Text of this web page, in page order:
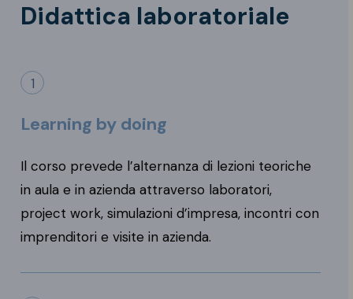
Didattica laboratoriale
1
Learning by doing
Il corso prevede l’alternanza di lezioni teoriche
in aula e in azienda attraverso laboratori,
project work, simulazioni d’impresa, incontri con
imprenditori e visite in azienda.